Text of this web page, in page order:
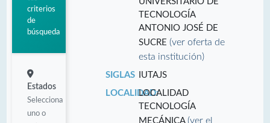
criterios
de
búsqueda
Estados
Selecciona
uno o
TECNOLOGÍA
ANTONIO JOSÉ DE
SUCRE(ver oferta de
esta institución)
SIGLAS
IUTAJS
LOCALIDAD:LOCALIDAD
TECNOLOGÍA
MECÁNICA(ver el